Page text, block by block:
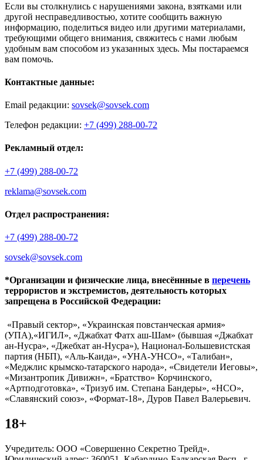
Если вы столкнулись с нарушениями закона, взятками или
другой несправедливостью, хотите сообщить важную
информацию, поделиться видео или другими материалами,
требующими общего внимания, свяжитесь с нами любым
удобным вам способом из указанных здесь. Мы постараемся
вам помочь.
Контактные данные:
Email редакции: sovsek@sovsek.com
Телефон редакции: +7 (499) 288-00-72
Рекламный отдел:
+7 (499) 288-00-72
reklama@sovsek.com
Отдел распространения:
+7 (499) 288-00-72
sovsek@sovsek.com
*Организации и физические лица, внесённные в перечень
террористов и экстремистов, деятельность которых
запрещена в Российской Федерации:
«Правый сектор», «Украинская повстанческая армия»
(УПА),«ИГИЛ», «Джабхат Фатх аш-Шам» (бывшая «Джабхат
ан-Нусра», «Джебхат ан-Нусра»), Национал-Большевистская
партия (НБП), «Аль-Каида», «УНА-УНСО», «Талибан»,
«Меджлис крымско-татарского народа», «Свидетели Иеговы»,
«Мизантропик Дивижн», «Братство» Корчинского,
«Артподготовка», «Тризуб им. Степана Бандеры», «НСО»,
«Славянский союз», «Формат-18», Дуров Павел Валерьевич.
18+
Учредитель: ООО «Совершенно Секретно Трейд».